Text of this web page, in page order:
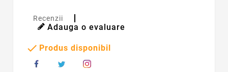
Recenzii
Adauga o evaluare
 Produs disponibil